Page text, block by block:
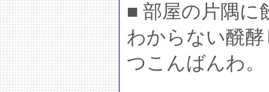
■ 部屋の片隅に
わからない醗
つこんばんわ